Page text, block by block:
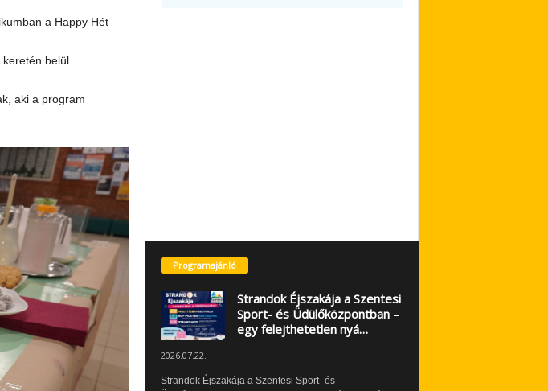
a Happy Hét
belül.
aki a program
Programajánló
Strandok Éjszakája a Szentesi
Sport- és Üdülőközpontban –
egy felejthetetlen nyá…
2026.07.22.
Strandok Éjszakája a Szentesi Sport- és